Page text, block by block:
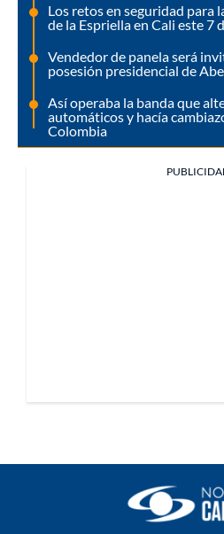
Los retos en seguridad para
de la Espriella en Cali este 7
Vendedor de panela será
posesión presidencial de
Así operaba la banda que
automáticos y hacía
Colombia